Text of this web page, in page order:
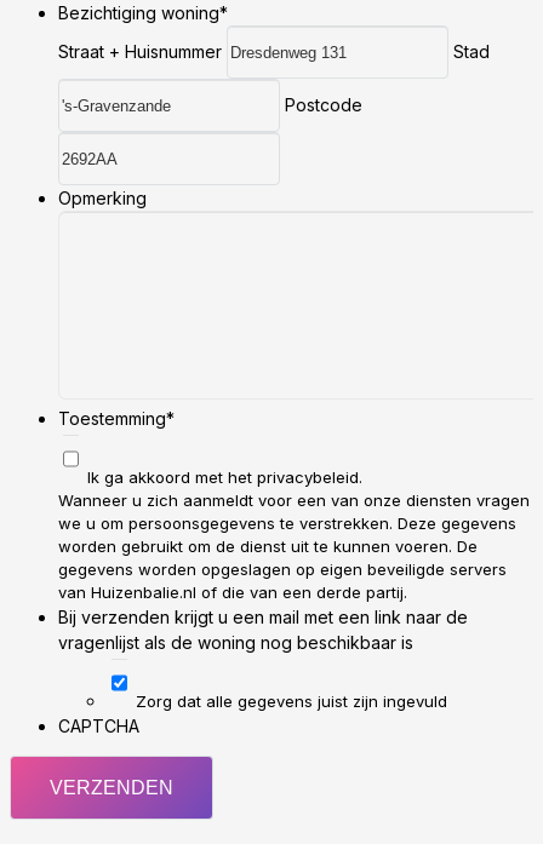
Bezichtiging woning*
Straat + Huisnummer
Stad
Postcode
Opmerking
Toestemming*
Ik ga akkoord met het privacybeleid.
Wanneer u zich aanmeldt voor een van onze diensten vragen
we u om persoonsgegevens te verstrekken. Deze gegevens
worden gebruikt om de dienst uit te kunnen voeren. De
gegevens worden opgeslagen op eigen beveiligde servers
van Huizenbalie.nl of die van een derde partij.
Bij verzenden krijgt u een mail met een link naar de
vragenlijst als de woning nog beschikbaar is
Zorg dat alle gegevens juist zijn ingevuld
CAPTCHA